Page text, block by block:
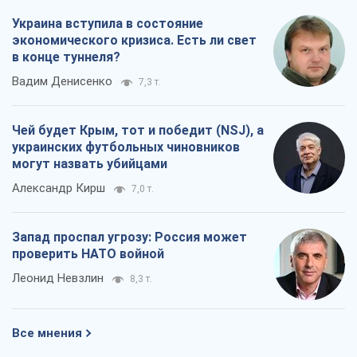
Украина вступила в состояние
экономического кризиса. Есть ли свет
в конце туннеля?
Вадим Денисенко 7,3 т.
Чей будет Крым, тот и победит (NSJ), а
украинских футбольных чиновников
могут назвать убийцами
Александр Кирш 7,0 т.
Запад проспал угрозу: Россия может
проверить НАТО войной
Леонид Невзлин 8,3 т.
Все мнения